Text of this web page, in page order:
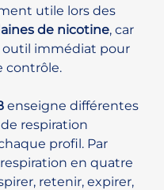
utile lors des
de nicotine, car
outil immédiat pour
contrôle.
enseigne différentes
respiration
profil. Par
en quatre
retenir, expirer,